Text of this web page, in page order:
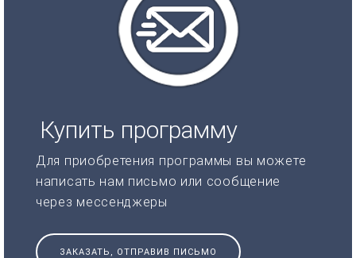
Купить программу
Для приобретения программы вы можете
написать нам письмо или сообщение
через мессенджеры
ЗАКАЗАТЬ, ОТПРАВИВ ПИСЬМО